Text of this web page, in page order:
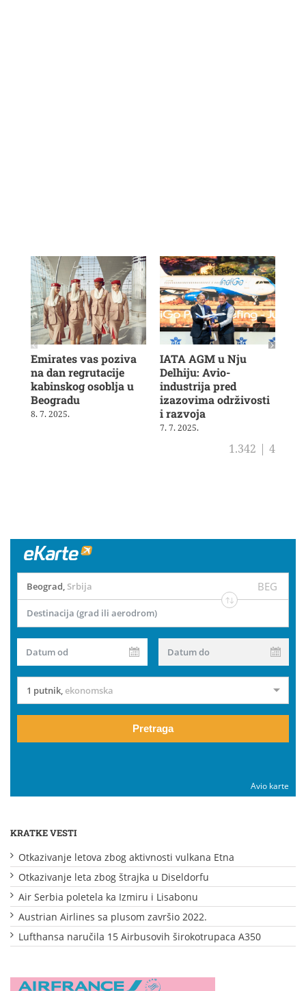
Emirates vas poziva
na dan regrutacije
kabinskog osoblja u
Beogradu
8. 7. 2025.
IATA AGM u Nju
Delhiju: Avio-
industrija pred
izazovima održivosti
i razvoja
7. 7. 2025.
1.342 | 4
Beograd Srbija BEG
Destinacija (grad ili aerodrom)
Datum od Datum do
1 putnik ekonomska
Pretraga
Avio karte
KRATKE VESTI
Otkazivanje letova zbog aktivnosti vulkana Etna
Otkazivanje leta zbog štrajka u Diseldorfu
Air Serbia poletela ka Izmiru i Lisabonu
Austrian Airlines sa plusom završio 2022.
Lufthansa naručila 15 Airbusovih širokotrupaca A350